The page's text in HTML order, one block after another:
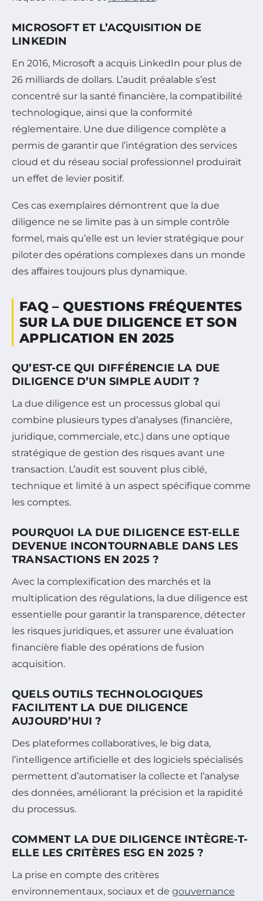
MICROSOFT ET L’ACQUISITION DE
LINKEDIN
En 2016, Microsoft a acquis LinkedIn pour plus de
26 milliards de dollars. L’audit préalable s’est
concentré sur la santé financière, la compatibilité
technologique, ainsi que la conformité
réglementaire. Une due diligence complète a
permis de garantir que l’intégration des services
cloud et du réseau social professionnel produirait
un effet de levier positif.
Ces cas exemplaires démontrent que la due
diligence ne se limite pas à un simple contrôle
formel, mais qu’elle est un levier stratégique pour
piloter des opérations complexes dans un monde
des affaires toujours plus dynamique.
FAQ – QUESTIONS FRÉQUENTES
SUR LA DUE DILIGENCE ET SON
APPLICATION EN 2025
QU’EST-CE QUI DIFFÉRENCIE LA DUE
DILIGENCE D’UN SIMPLE AUDIT ?
La due diligence est un processus global qui
combine plusieurs types d’analyses (financière,
juridique, commerciale, etc.) dans une optique
stratégique de gestion des risques avant une
transaction. L’audit est souvent plus ciblé,
technique et limité à un aspect spécifique comme
les comptes.
POURQUOI LA DUE DILIGENCE EST-ELLE
DEVENUE INCONTOURNABLE DANS LES
TRANSACTIONS EN 2025 ?
Avec la complexification des marchés et la
multiplication des régulations, la due diligence est
essentielle pour garantir la transparence, détecter
les risques juridiques, et assurer une évaluation
financière fiable des opérations de fusion
acquisition.
QUELS OUTILS TECHNOLOGIQUES
FACILITENT LA DUE DILIGENCE
AUJOURD’HUI ?
Des plateformes collaboratives, le big data,
l’intelligence artificielle et des logiciels spécialisés
permettent d’automatiser la collecte et l’analyse
des données, améliorant la précision et la rapidité
du processus.
COMMENT LA DUE DILIGENCE INTÈGRE-T-
ELLE LES CRITÈRES ESG EN 2025 ?
La prise en compte des critères
environnementaux, sociaux et de gouvernance